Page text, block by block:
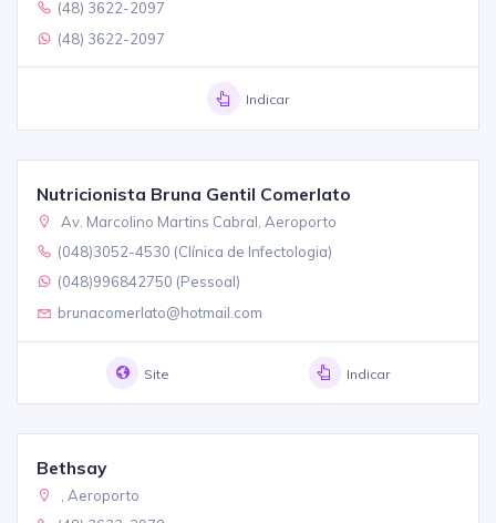
(48) 3622-2097
(48) 3622-2097
Indicar
Nutricionista Bruna Gentil Comerlato
Av. Marcolino Martins Cabral, Aeroporto
(048)3052-4530 (Clínica de Infectologia)
(048)996842750 (Pessoal)
brunacomerlato@hotmail.com
Site Indicar
Bethsay
, Aeroporto